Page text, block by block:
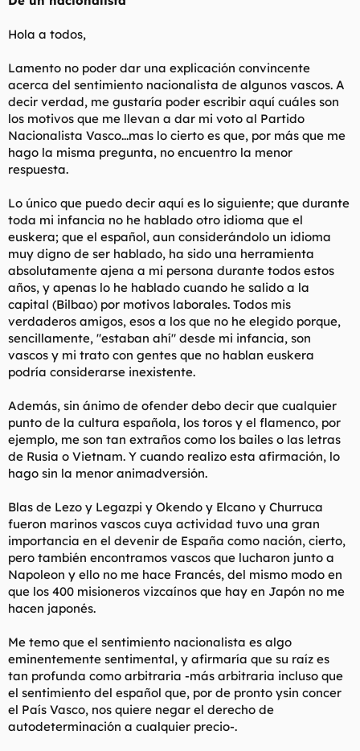
Hola a todos,
Lamento no poder dar una explicación convincente
acerca del sentimiento nacionalista de algunos vascos. A
decir verdad, me gustaría poder escribir aquí cuáles son
los motivos que me llevan a dar mi voto al Partido
Nacionalista Vasco...mas lo cierto es que, por más que me
hago la misma pregunta, no encuentro la menor
respuesta.
Lo único que puedo decir aquí es lo siguiente; que durante
toda mi infancia no he hablado otro idioma que el
euskera; que el español, aun considerándolo un idioma
muy digno de ser hablado, ha sido una herramienta
absolutamente ajena a mi persona durante todos estos
años, y apenas lo he hablado cuando he salido a la
capital (Bilbao) por motivos laborales. Todos mis
verdaderos amigos, esos a los que no he elegido porque,
sencillamente, "estaban ahí" desde mi infancia, son
vascos y mi trato con gentes que no hablan euskera
podría considerarse inexistente.
Además, sin ánimo de ofender debo decir que cualquier
punto de la cultura española, los toros y el flamenco, por
ejemplo, me son tan extraños como los bailes o las letras
de Rusia o Vietnam. Y cuando realizo esta afirmación, lo
hago sin la menor animadversión.
Blas de Lezo y Legazpi y Okendo y Elcano y Churruca
fueron marinos vascos cuya actividad tuvo una gran
importancia en el devenir de España como nación, cierto,
pero también encontramos vascos que lucharon junto a
Napoleon y ello no me hace Francés, del mismo modo en
que los 400 misioneros vizcaínos que hay en Japón no me
hacen japonés.
Me temo que el sentimiento nacionalista es algo
eminentemente sentimental, y afirmaría que su raíz es
tan profunda como arbitraria -más arbitraria incluso que
el sentimiento del español que, por de pronto ysin concer
el País Vasco, nos quiere negar el derecho de
autodeterminación a cualquier precio-.